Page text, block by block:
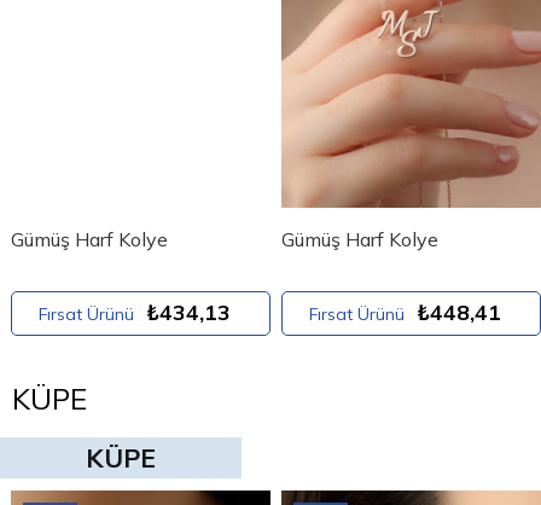
Gümüş Harf Kolye
Fırsat Ürünü ₺434,13
Gümüş Harf Kolye
Fırsat Ürünü ₺448,41
KÜPE
KÜPE